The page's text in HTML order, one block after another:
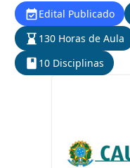
Edital Publicado
130 Horas de Aula
10 Disciplinas